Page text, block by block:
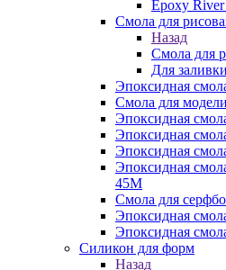
Epoxy River
Смола для
Назад
Смола для
Для
Эпоксидная
Смола для
Эпоксидная
Эпоксидная
Эпоксидная
Эпоксидная
45М
Смола для
Эпоксидная
Эпоксидная
Силикон для форм
Назад